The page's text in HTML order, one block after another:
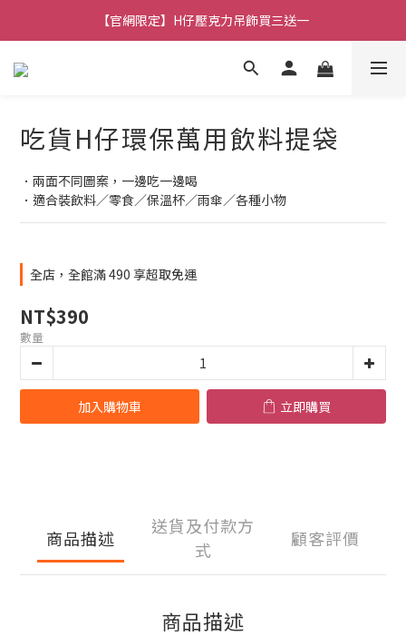
🚚 全館消費滿 $490 超取免運
【官網限定】H仔壓克力吊飾買三送一
🚚 全館消費滿 $490 超取免運
吃貨H仔環保萬用飲料提袋
．兩面不同圖案，一邊吃一邊喝
．適合裝飲料／零食／保溫杯／雨傘／各種小物
全店，全館滿 490 享超取免運
NT$390
數量
加入購物車 立即購買
商品描述
送貨及付款方
式
顧客評價
商品描述